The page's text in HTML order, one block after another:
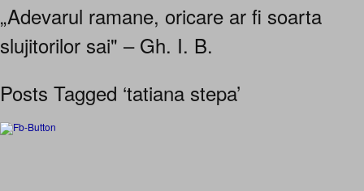
„Adevarul ramane, oricare ar fi soarta
slujitorilor sai" – Gh. I. B.
Posts Tagged ‘tatiana stepa’